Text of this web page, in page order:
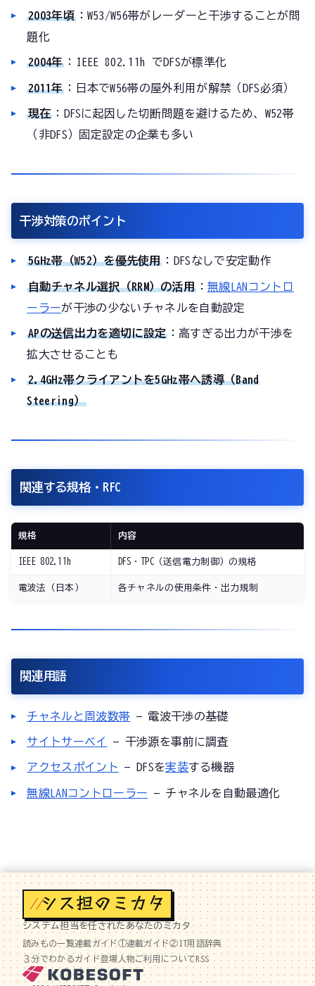
2003年頃：W53/W56帯がレーダーと干渉することが問
題化
2004年 ：IEEE 802.11h でDFSが標準化
2011年 ：日本でW56帯の屋外利用が解禁（DFS必須）
現在 ：DFSに起因した切断問題を避けるため、W52帯
（非DFS）固定設定の企業も多い
干渉対策のポイント
5GHz帯（W52）を優先使用 ：DFSなしで安定動作
自動チャネル選択（RRM）の活用：無線LANコントロ
ーラーが干渉の少ないチャネルを自動設定
APの送信出力を適切に設定：高すぎる出力が干渉を
拡大させることも
2.4GHz帯クライアントを5GHz帯へ誘導（Band
Steering）
関連する規格・RFC
規格 内容
IEEE 802.11h DFS・TPC（送信電力制御）の規格
電波法（日本） 各チャネルの使用条件・出力規制
関連用語
チャネルと周波数帯 — 電波干渉の基礎
サイトサーベイ — 干渉源を事前に調査
アクセスポイント — DFSを実装する機器
無線LANコントローラー — チャネルを自動最適化
//
システム担当を任されたあなたのミカタ
読みもの一覧連載ガイド①連載ガイド②IT用語辞典
３分でわかるガイド登場人物ご利用についてRSS